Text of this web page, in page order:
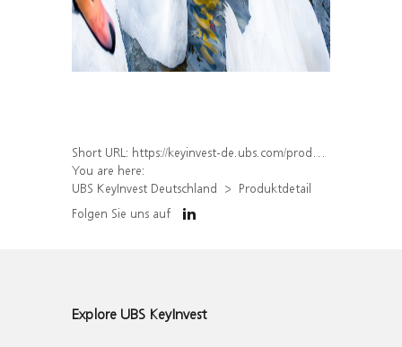
Short URL: https://keyinvest-de.ubs.com/produkt/detail/index/isin/DE000WA6FVN6
You are here:
UBS KeyInvest Deutschland
Produktdetail
Folgen Sie uns auf
Explore UBS KeyInvest